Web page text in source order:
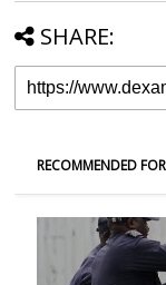
SHARE:
RECOMMENDED